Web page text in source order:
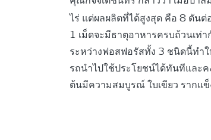
ไร่ แต่ผลผลิตที่ได้สูงสุด คือ 8 ตัน
1 เม็ดจะมีธาตุอาหารครบถ้วนเท่
ระหว่างฟอสฟอรัสทั้ง 3 ชนิดนี้ทํา
รถนําไปใช้ประโยชน์ได้ทันทีและ
ต้นมีความสมบูรณ์ ใบเขียว รากแ